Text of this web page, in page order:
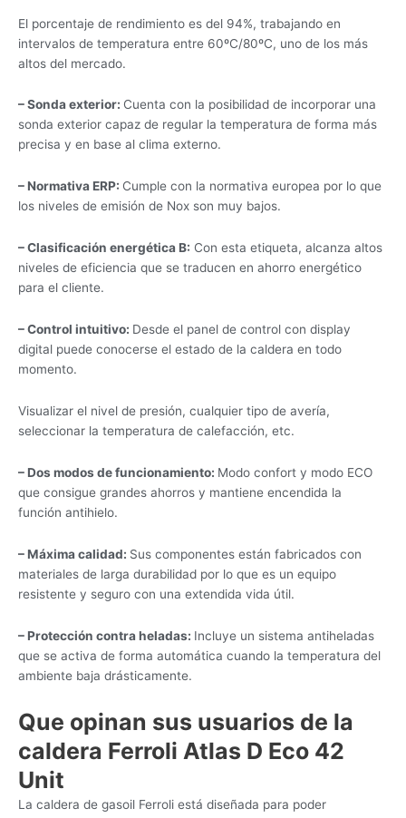
El porcentaje de rendimiento es del 94%, trabajando en
intervalos de temperatura entre 60ºC/80ºC, uno de los más
altos del mercado.
– Sonda exterior: Cuenta con la posibilidad de incorporar una
sonda exterior capaz de regular la temperatura de forma más
precisa y en base al clima externo.
– Normativa ERP: Cumple con la normativa europea por lo que
los niveles de emisión de Nox son muy bajos.
– Clasificación energética B: Con esta etiqueta, alcanza altos
niveles de eficiencia que se traducen en ahorro energético
para el cliente.
– Control intuitivo: Desde el panel de control con display
digital puede conocerse el estado de la caldera en todo
momento.
Visualizar el nivel de presión, cualquier tipo de avería,
seleccionar la temperatura de calefacción, etc.
– Dos modos de funcionamiento: Modo confort y modo ECO
que consigue grandes ahorros y mantiene encendida la
función antihielo.
– Máxima calidad: Sus componentes están fabricados con
materiales de larga durabilidad por lo que es un equipo
resistente y seguro con una extendida vida útil.
– Protección contra heladas: Incluye un sistema antiheladas
que se activa de forma automática cuando la temperatura del
ambiente baja drásticamente.
Que opinan sus usuarios de la
caldera Ferroli Atlas D Eco 42
Unit
La caldera de gasoil Ferroli está diseñada para poder